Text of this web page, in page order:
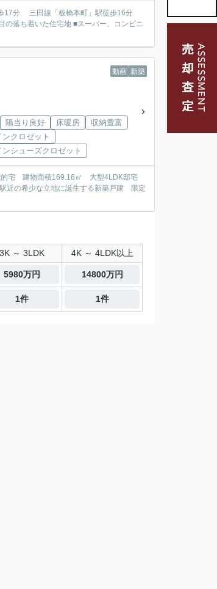
動画 新築
陽当り良好 床暖房
収納豊富
クロゼット
ンシューズクロゼット
的宅 建物面積169.16㎡ 大型4LDK邸宅
3K ～ 3LDK 4K ～ 4LDK以上
5980万円 14800万円
1件 1件